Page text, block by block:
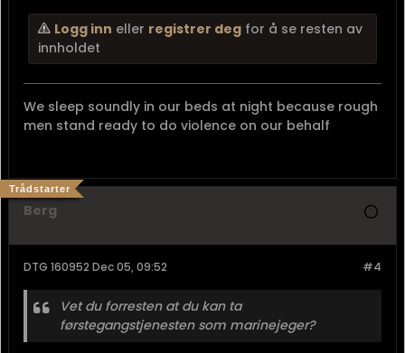
Logg inn eller registrer deg for å se resten av
innholdet
We sleep soundly in our beds at night because rough
men stand ready to do violence on our behalf
Berg
Trådstarter
#4
DTG 160952 Dec 05, 09:52
Vet du forresten at du kan ta
førstegangstjenesten som marinejeger?